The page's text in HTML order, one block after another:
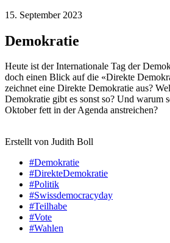
15. September 2023
Demokratie
Heute ist der Internationale Tag der
doch einen Blick auf die «Direkte
zeichnet eine Direkte Demokratie aus?
Demokratie gibt es sonst so? Und warum
Oktober fett in der Agenda anstreichen?
Erstellt von Judith Boll
#Demokratie
#DirekteDemokratie
#Politik
#Swissdemocracyday
#Teilhabe
#Vote
#Wahlen